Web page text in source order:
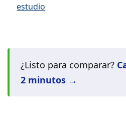
estudio
¿Listo para comparar?
2 minutos →